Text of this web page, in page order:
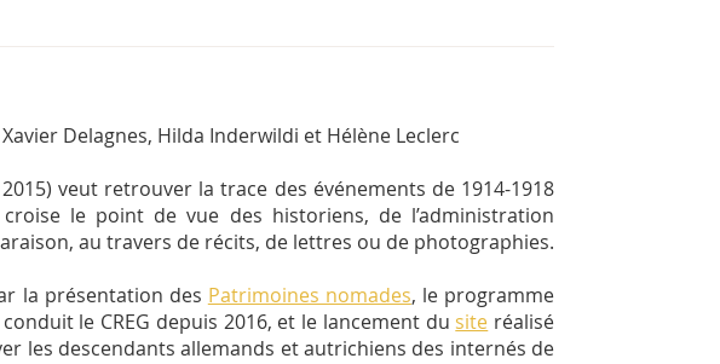
Delagnes, Hilda Inderwildi et Hélène Leclerc
2015) veut retrouver la trace des événements de 1914-1918
le point de vue des historiens, de l’administration
au travers de récits, de lettres ou de photographies.
la présentation des Patrimoines nomades, le programme
le CREG depuis 2016, et le lancement du site réalisé
les descendants allemands et autrichiens des internés de